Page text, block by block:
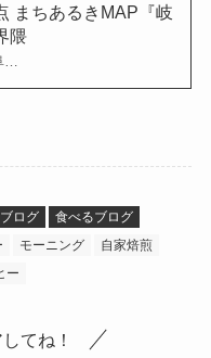
まちあるきMAP『岐
隈
…
ログ
食べるブログ
モーニング
自家焙煎
ー
てね！